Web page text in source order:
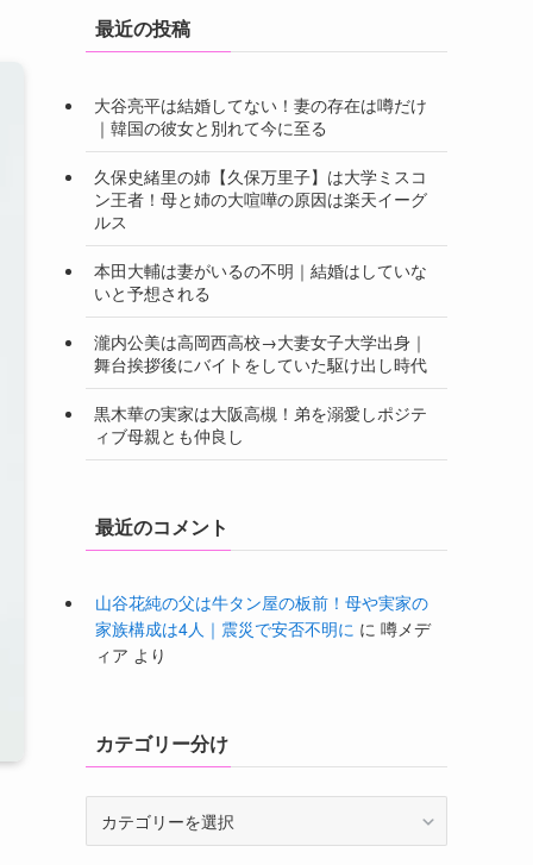
最近の投稿
大谷亮平は結婚してない！妻の存在は噂だけ
｜韓国の彼女と別れて今に至る
久保史緒里の姉【久保万里子】は大学ミスコ
ン王者！母と姉の大喧嘩の原因は楽天イーグ
ルス
本田大輔は妻がいるの不明｜結婚はしていな
いと予想される
瀧内公美は高岡西高校→大妻女子大学出身｜
舞台挨拶後にバイトをしていた駆け出し時代
黒木華の実家は大阪高槻！弟を溺愛しポジテ
ィブ母親とも仲良し
最近のコメント
山谷花純の父は牛タン屋の板前！母や実家の
家族構成は4人｜震災で安否不明に に 噂メデ
ィア より
カテゴリー分け